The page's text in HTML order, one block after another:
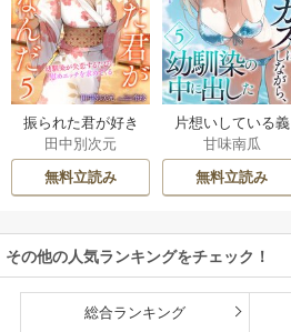
振られた君が好き
なんだ 幼馴染が
失恋するたびに慰
めエッチを求めて
田中別次元
無料立読み
片想いしている義
妹をオカズにしな
がら、幼馴染の中
に出した
甘味南瓜
無料立読み
その他の人気ランキングをチェック！
総合ランキング